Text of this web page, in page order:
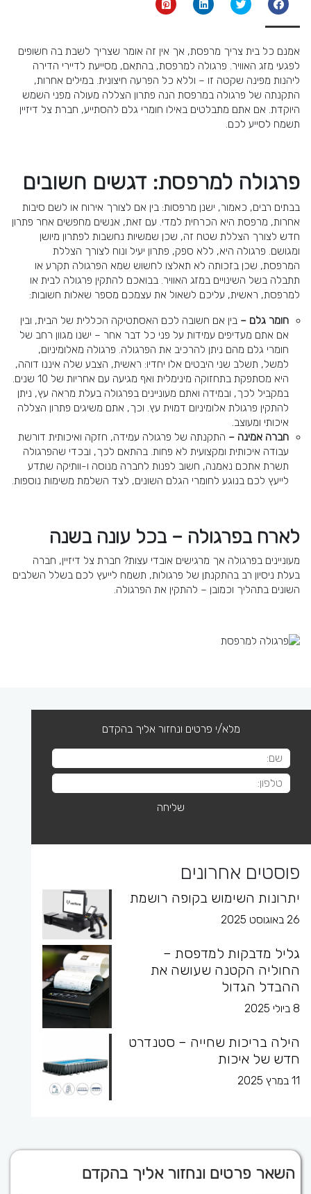
אמנם כל בית צריך מרפסת, אך אין זה אומר שצריך לשבת בה חשופים
לפגעי מזג האוויר. פרגולה למרפסת, בהתאם, מסייעת לדיירי הדירה
ליהנות מפינה שקטה זו – וללא כל הפרעה חיצונית. במילים אחרות,
התקנתה של פרגולה במרפסת הנה פתרון הצללה מעולה מפני השמש
היוקדת. אם אתם מתבלטים באילו חומרי גלם להסתייע, חברת צל דיזיין
תשמח לסייע לכם.
פרגולה למרפסת: דגשים חשובים
בבתים רבים, כאמור, ישנן מרפסות: בין אם לצורך אירוח או לשם סיבות
אחרות, מרפסת היא הכרחית למדי. עם זאת, אנשים מחפשים אחר פתרון
חדש לצורך הצללת שטח זה, שכן שמשיות נחשבות לפתרון מיושן
ומגושם. פרגולה היא, ללא ספק, פתרון יעיל ונוח לצורך הצללת
המרפסת, שכן בזכותה לא תאלצו לחשוש שמא הפרגולה תקרע או
תתבלה בשל השינויים במזג האוויר. בבואכם להתקין פרגולה לבית או
למרפסת, ראשית, עליכם לשאול את עצמכם מספר שאלות חשובות:
חומר גלם – בין אם חשובה לכם האסתטיקה הכללית של הבית, ובין
אם אתם מעדיפים עמידות על פני כל דבר אחר – ישנו מגוון רחב של
חומרי גלם מהם ניתן להרכיב את הפרגולה. פרגולה מאלומיניום,
למשל, תשלב שני היבטים אלו יחדיו: ראשית, הצבע שלה איננו דוהה,
היא מסתפקת בתחזוקה מינימלית ואף מגיעה עם אחריות של 10 שנים.
במקביל לכך, ובמידה ואתם מעוניינים בפרגולה בעלת מראה עץ, ניתן
להתקין פרגולת אלומיניום דמוית עץ. וכך, אתם משיגים פתרון הצללה
איכותי ומעוצב.
חברה אמינה – התקנתה של פרגולה עמידה, חזקה ואיכותית דורשת
עבודה איכותית ומקצועית לא פחות. בהתאם לכך, ובכדי שהפרגולה
תשרת אתכם נאמנה, חשוב לפנות לחברה מנוסה ו-וותיקה שתדע
לייעץ לכם בנוגע לחומרי הגלם השונים, לצד השלמת משימות נוספות.
לארח בפרגולה – בכל עונה בשנה
מעוניינים בפרגולה אך מרגישים אובדי עצות? חברת צל דיזיין, חברה
בעלת ניסיון רב בהתקנתן של פרגולות, תשמח לייעץ לכם בשלל השלבים
השונים בתהליך וכמובן – להתקין את הפרגולה.
מלא/י פרטים ונחזור אליך בהקדם
פוסטים אחרונים
יתרונות השימוש בקופה רושמת
26 באוגוסט 2025
גליל מדבקות למדפסת –
החוליה הקטנה שעושה את
ההבדל הגדול
8 ביולי 2025
הילה בריכות שחייה – סטנדרט
חדש של איכות
11 במרץ 2025
השאר פרטים ונחזור אליך בהקדם